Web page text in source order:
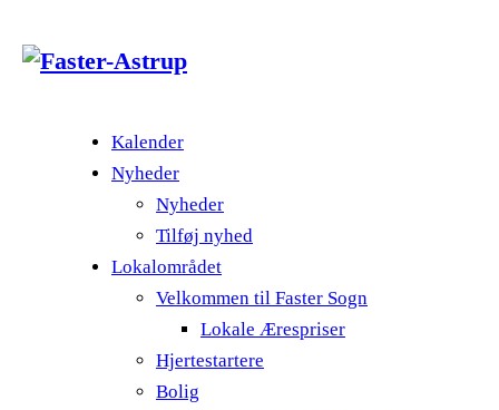
Kalender
Nyheder
Nyheder
Tilføj nyhed
Lokalområdet
Velkommen til Faster Sogn
Lokale Ærespriser
Hjertestartere
Bolig